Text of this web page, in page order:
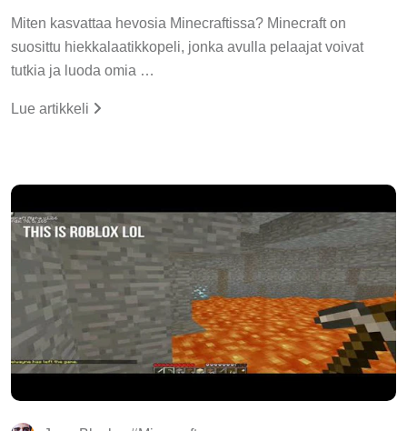
Miten kasvattaa hevosia Minecraftissa? Minecraft on
suosittu hiekkalaatikkopeli, jonka avulla pelaajat voivat
tutkia ja luoda omia …
Lue artikkeli